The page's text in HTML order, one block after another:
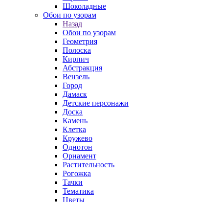
Шоколадные
Обои по узорам
Назад
Обои по узорам
Геометрия
Полоска
Кирпич
Абстракция
Вензель
Город
Дамаск
Детские персонажи
Доска
Камень
Клетка
Кружево
Однотон
Орнамент
Растительность
Рогожка
Тачки
Тематика
Цветы